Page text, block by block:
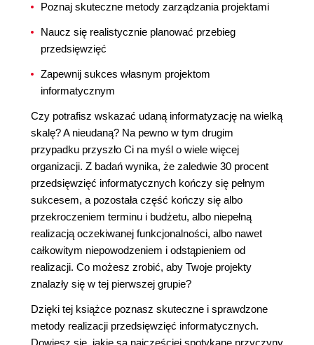
Poznaj skuteczne metody zarządzania projektami
Naucz się realistycznie planować przebieg
przedsięwzięć
Zapewnij sukces własnym projektom
informatycznym
Czy potrafisz wskazać udaną informatyzację na wielką
skalę? A nieudaną? Na pewno w tym drugim
przypadku przyszło Ci na myśl o wiele więcej
organizacji. Z badań wynika, że zaledwie 30 procent
przedsięwzięć informatycznych kończy się pełnym
sukcesem, a pozostała część kończy się albo
przekroczeniem terminu i budżetu, albo niepełną
realizacją oczekiwanej funkcjonalności, albo nawet
całkowitym niepowodzeniem i odstąpieniem od
realizacji. Co możesz zrobić, aby Twoje projekty
znalazły się w tej pierwszej grupie?
Dzięki tej książce poznasz skuteczne i sprawdzone
metody realizacji przedsięwzięć informatycznych.
Dowiesz się, jakie są najczęściej spotykane przyczyny